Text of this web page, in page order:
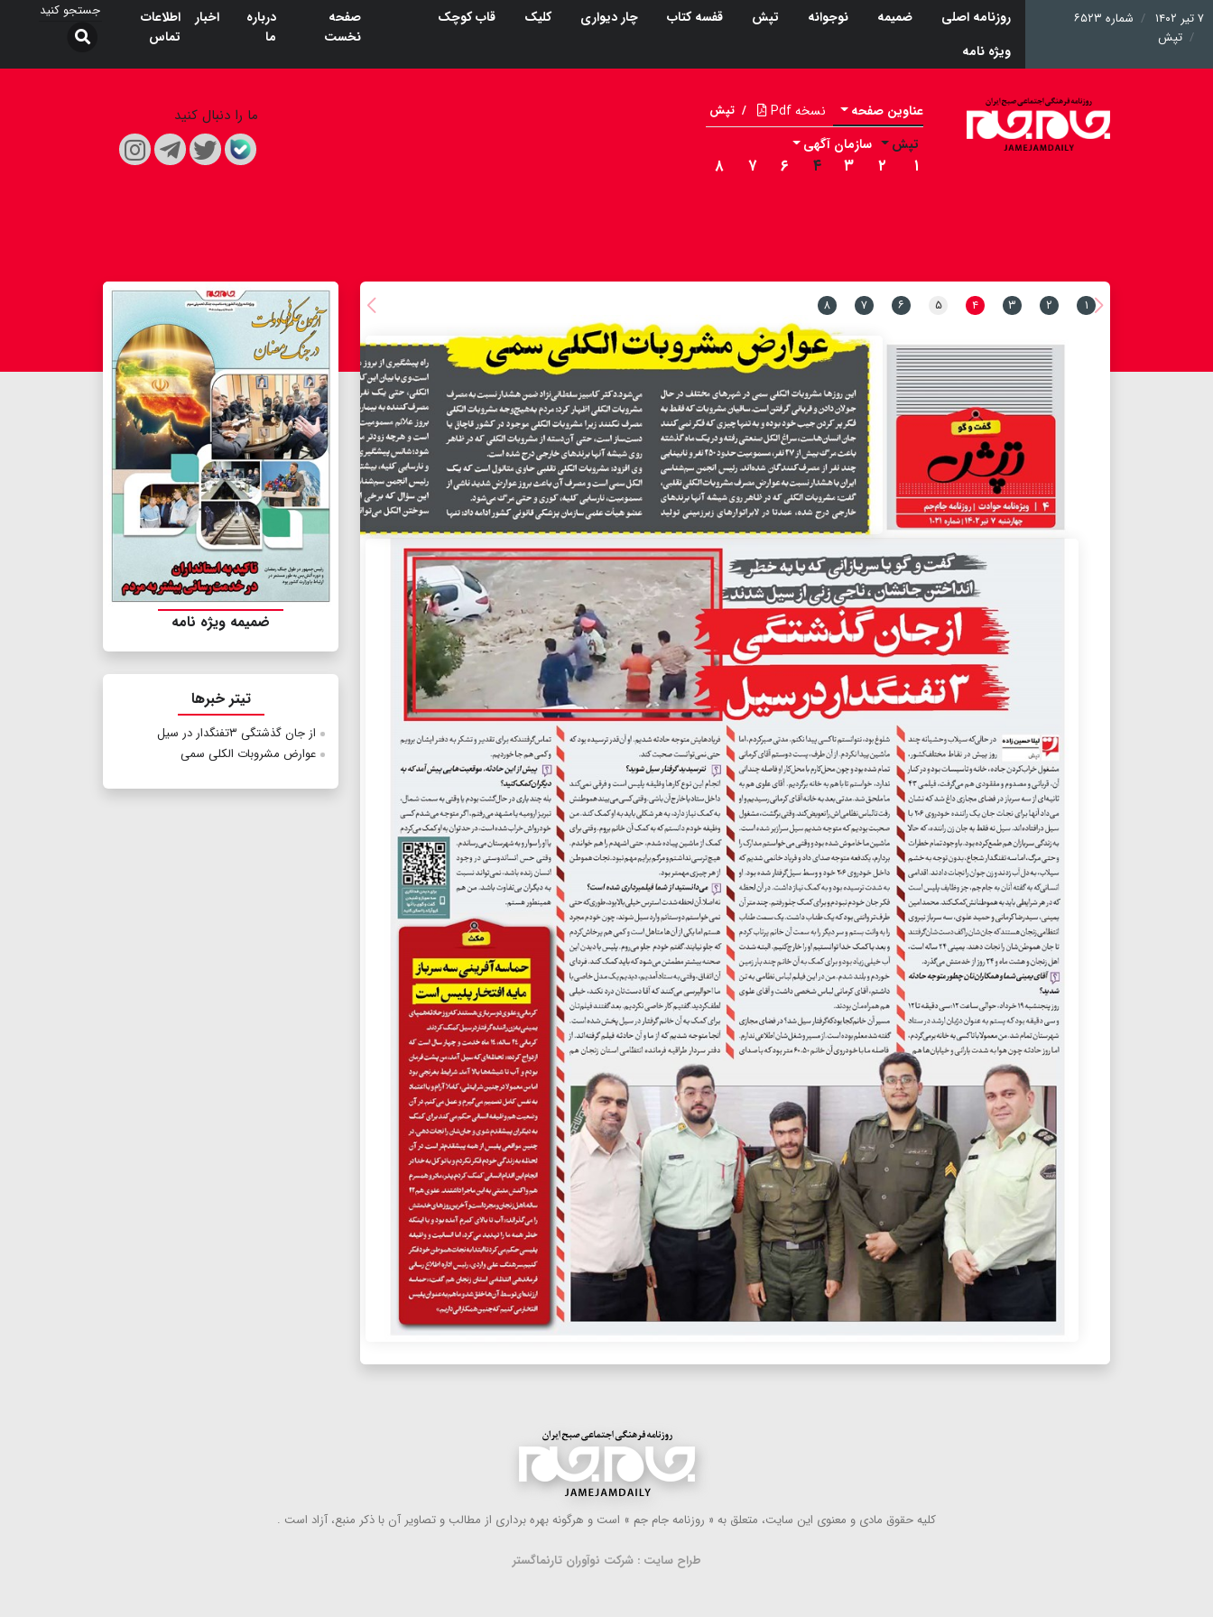
۷ تیر ۱۴۰۲
شماره ۶۵۲۳
تپش
روزنامه اصلی ضمیمه نوجوانه تپش قفسه کتاب چار دیواری کلیک
قاب کوچک
ویژه نامه
صفحه
نخست
درباره
ما
اخبار
اطلاعات
تماس
عناوین صفحه نسخه Pdf / تپش
تپش
۱ ۲ ۳ ۴ ۶ ۷ ۸
سازمان آگهی
ما را دنبال کنید
۱ ۲ ۳ ۴ ۵ ۶ ۷ ۸
ضمیمه ویژه نامه
تیتر خبرها
از جان گذشتگی ۳تفنگدار در سیل
عوارض مشروبات الکلی سمی
كلیه حقوق مادی و معنوی این سایت، متعلق به « روزنامه جام جم » است و هرگونه بهره ‌برداری از مطالب و تصاویر آن با ذكر منبع، آزاد است .
طراح سایت : شرکت نوآوران تارنماگستر